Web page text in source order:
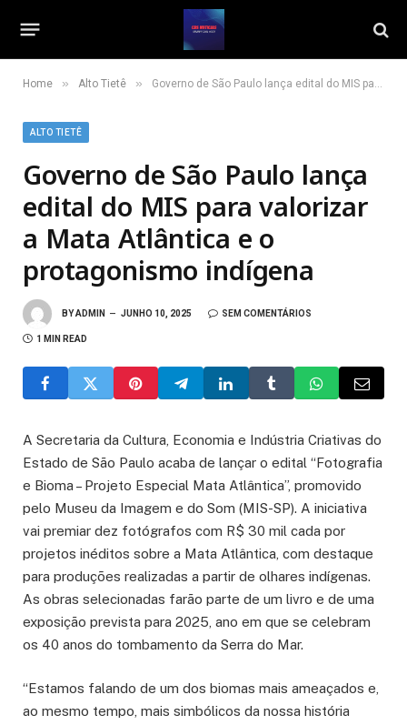
Home » Alto Tietê » Governo de São Paulo lança edital do MIS para valorizar a Mata Atlântica e o protagonismo indígena
ALTO TIETÊ
Governo de São Paulo lança
edital do MIS para valorizar
a Mata Atlântica e o
protagonismo indígena
BYADMIN JUNHO 10, 2025 SEM COMENTÁRIOS
1 MIN READ
A Secretaria da Cultura, Economia e Indústria Criativas do
Estado de São Paulo acaba de lançar o edital “Fotografia
e Bioma – Projeto Especial Mata Atlântica”, promovido
pelo Museu da Imagem e do Som (MIS-SP). A iniciativa
vai premiar dez fotógrafos com R$ 30 mil cada por
projetos inéditos sobre a Mata Atlântica, com destaque
para produções realizadas a partir de olhares indígenas.
As obras selecionadas farão parte de um livro e de uma
exposição prevista para 2025, ano em que se celebram
os 40 anos do tombamento da Serra do Mar.
“Estamos falando de um dos biomas mais ameaçados e,
ao mesmo tempo, mais simbólicos da nossa história